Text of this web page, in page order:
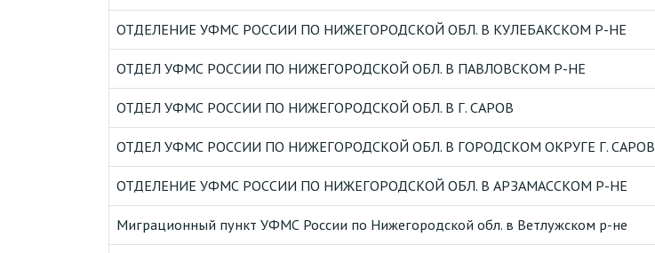
ОТДЕЛЕНИЕ УФМС РОССИИ ПО НИЖЕГОРОДСКОЙ ОБЛ. В КУЛЕБАКСКОМ Р-НЕ
ОТДЕЛ УФМС РОССИИ ПО НИЖЕГОРОДСКОЙ ОБЛ. В ПАВЛОВСКОМ Р-НЕ
ОТДЕЛ УФМС РОССИИ ПО НИЖЕГОРОДСКОЙ ОБЛ. В Г. САРОВ
ОТДЕЛ УФМС РОССИИ ПО НИЖЕГОРОДСКОЙ ОБЛ. В ГОРОДСКОМ ОКРУГЕ Г. САРОВ
ОТДЕЛЕНИЕ УФМС РОССИИ ПО НИЖЕГОРОДСКОЙ ОБЛ. В АРЗАМАССКОМ Р-НЕ
Миграционный пункт УФМС России по Нижегородской обл. в Ветлужском р-не